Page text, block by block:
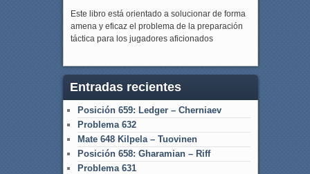
Este libro está orientado a solucionar de forma
amena y eficaz el problema de la preparación
táctica para los jugadores aficionados
Entradas recientes
Posición 659: Ledger – Cherniaev
Problema 632
Mate 648 Kilpela – Tuovinen
Posición 658: Gharamian – Riff
Problema 631